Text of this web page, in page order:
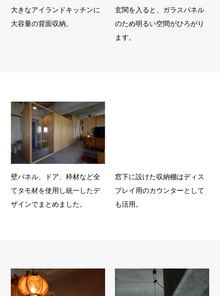
大きなアイランドキッチンに
大容量の背面収納。
玄関を入ると、ガラスパネル
のため明るい空間がひろがり
ます。
壁パネル、ドア、枠材など全
てタモ材を使用し統一したデ
ザインでまとめました。
窓下に設けた収納棚はディス
プレイ用のカウンターとして
も活用。